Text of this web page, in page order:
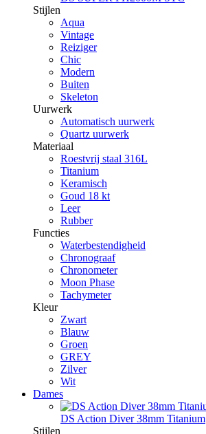
Stijlen
Aqua
Vintage
Reiziger
Chic
Modern
Buiten
Skeleton
Uurwerk
Automatisch uurwerk
Quartz uurwerk
Materiaal
Roestvrij staal 316L
Titanium
Keramisch
Goud 18 kt
Leer
Rubber
Functies
Waterbestendigheid
Chronograaf
Chronometer
Moon Phase
Tachymeter
Kleur
Zwart
Blauw
Groen
GREY
Zilver
Wit
Dames
DS Action Diver 38mm Titanium
Stijlen